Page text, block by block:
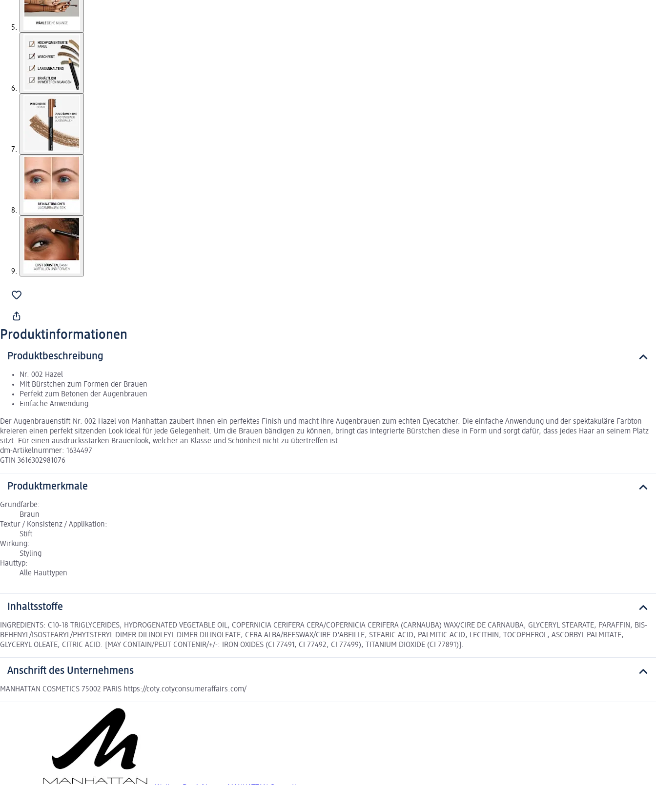
Produktinformationen
Produktbeschreibung
Nr. 002 Hazel
Mit Bürstchen zum Formen der Brauen
Perfekt zum Betonen der Augenbrauen
Einfache Anwendung
Der Augenbrauenstift Nr. 002 Hazel von Manhattan zaubert Ihnen ein perfektes Finish und macht Ihre Augenbrauen zum echten Eyecatcher. Die einfache Anwendung und der spektakuläre Farbton
kreieren einen perfekt sitzenden Look ideal für jede Gelegenheit. Um die Brauen bändigen zu können, bringt das integrierte Bürstchen diese in Form und sorgt dafür, dass jedes Haar an seinem Platz
sitzt. Für einen ausdrucksstarken Brauenlook, welcher an Klasse und Schönheit nicht zu übertreffen ist.
dm-Artikelnummer: 1634497
GTIN 3616302981076
Produktmerkmale
Grundfarbe:
Braun
Textur / Konsistenz / Applikation:
Stift
Wirkung:
Styling
Hauttyp:
Alle Hauttypen
Inhaltsstoffe
INGREDIENTS: C10-18 TRIGLYCERIDES, HYDROGENATED VEGETABLE OIL, COPERNICIA CERIFERA CERA/COPERNICIA CERIFERA (CARNAUBA) WAX/CIRE DE CARNAUBA, GLYCERYL STEARATE, PARAFFIN, BIS-
BEHENYL/ISOSTEARYL/PHYTSTERYL DIMER DILINOLEYL DIMER DILINOLEATE, CERA ALBA/BEESWAX/CIRE D'ABEILLE, STEARIC ACID, PALMITIC ACID, LECITHIN, TOCOPHEROL, ASCORBYL PALMITATE,
GLYCERYL OLEATE, CITRIC ACID. [MAY CONTAIN/PEUT CONTENIR/+/-: IRON OXIDES (CI 77491, CI 77492, CI 77499), TITANIUM DIOXIDE (CI 77891)].
Anschrift des Unternehmens
MANHATTAN COSMETICS 75002 PARIS https://coty.cotyconsumeraffairs.com/